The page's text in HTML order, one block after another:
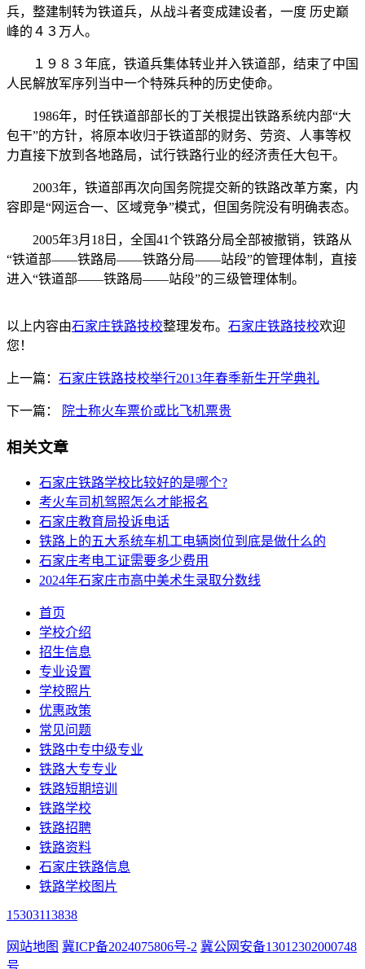
兵，整建制转为铁道兵，从战斗者变成建设者，一度 历史巅
峰的４３万人。
１９８３年底，铁道兵集体转业并入铁道部，结束了中国
人民解放军序列当中一个特殊兵种的历史使命。
1986年，时任铁道部部长的丁关根提出铁路系统内部“大
包干”的方针，将原本收归于铁道部的财务、劳资、人事等权
力直接下放到各地路局，试行铁路行业的经济责任大包干。
2003年，铁道部再次向国务院提交新的铁路改革方案，内
容即是“网运合一、区域竞争”模式，但国务院没有明确表态。
2005年3月18日，全国41个铁路分局全部被撤销，铁路从
“铁道部——铁路局——铁路分局——站段”的管理体制，直接
进入“铁道部——铁路局——站段”的三级管理体制。
以上内容由石家庄铁路技校整理发布。 石家庄铁路技校欢迎
您！
上一篇： 石家庄铁路技校举行2013年春季新生开学典礼
下一篇： 院士称火车票价或比飞机票贵
相关文章
石家庄铁路学校比较好的是哪个?
考火车司机驾照怎么才能报名
石家庄教育局投诉电话
铁路上的五大系统车机工电辆岗位到底是做什么的
石家庄考电工证需要多少费用
2024年石家庄市高中美术生录取分数线
首页
学校介绍
招生信息
专业设置
学校照片
优惠政策
常见问题
铁路中专中级专业
铁路大专专业
铁路短期培训
铁路学校
铁路招聘
铁路资料
石家庄铁路信息
铁路学校图片
15303113838
网站地图 冀ICP备2024075806号-2 冀公网安备13012302000748